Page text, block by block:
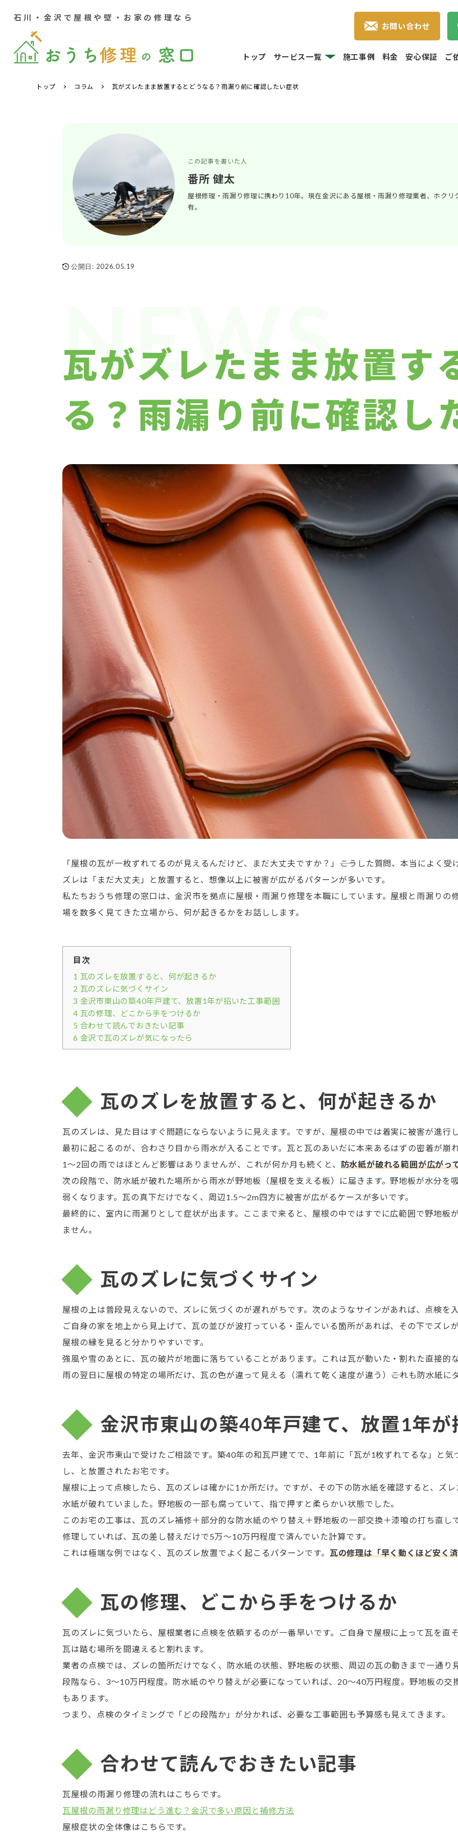
石川・金沢で屋根や壁・お家の修理なら
トップ サービス一覧 施工事例 料金 安心保証 ご
お問い合わせ
トップ コラム 瓦がズレたまま放置するとどうなる？雨漏り前に確認したい症状
この記事を書いた人
番所 健太
屋根修理・雨漏り修理に携わり10年。現在金沢にある屋根・雨漏り修理業者、ホク
有。
公開日: 2026.05.19
NEWS
瓦がズレたまま放置す
る？雨漏り前に確認し
「屋根の瓦が一枚ずれてるのが見えるんだけど、まだ大丈夫ですか？」――こうした質問、本当によく
ズレは「まだ大丈夫」と放置すると、想像以上に被害が広がるパターンが多いです。
私たちおうち修理の窓口は、金沢市を拠点に屋根・雨漏り修理を本職にしています。屋根と雨漏りの
場を数多く見てきた立場から、何が起きるかをお話しします。
目次
1 瓦のズレを放置すると、何が起きるか
2 瓦のズレに気づくサイン
3 金沢市東山の築40年戸建て、放置1年が招いた工事範囲
4 瓦の修理、どこから手をつけるか
5 合わせて読んでおきたい記事
6 金沢で瓦のズレが気になったら
瓦のズレを放置すると、何が起きるか
瓦のズレは、見た目はすぐ問題にならないように見えます。ですが、屋根の中では着実に被害が進行し
最初に起こるのが、合わさり目から雨水が入ることです。瓦と瓦のあいだに本来あるはずの密着が崩
1〜2回の雨ではほとんど影響はありませんが、これが何か月も続くと、 防水紙が破れる範囲が広がっ
次の段階で、防水紙が破れた場所から雨水が野地板（屋根を支える板）に届きます。野地板が水分を
弱くなります。瓦の真下だけでなく、周辺1.5〜2m四方に被害が広がるケースが多いです。
最終的に、室内に雨漏りとして症状が出ます。ここまで来ると、屋根の中ではすでに広範囲で野地板
ません。
瓦のズレに気づくサイン
屋根の上は普段見えないので、ズレに気づくのが遅れがちです。次のようなサインがあれば、点検を
ご自身の家を地上から見上げて、瓦の並びが波打っている・歪んでいる箇所があれば、その下でズレ
屋根の縁を見ると分かりやすいです。
強風や雪のあとに、瓦の破片が地面に落ちていることがあります。これは瓦が動いた・割れた直接的な
雨の翌日に屋根の特定の場所だけ、瓦の色が違って見える（濡れて乾く速度が違う）――これも防水紙に
金沢市東山の築40年戸建て、放置1年が
去年、金沢市東山で受けたご相談です。築40年の和瓦戸建てで、1年前に「瓦が1枚ずれてるな」と
し、と放置されたお宅です。
屋根に上って点検したら、瓦のズレは確かに1か所だけ。ですが、その下の防水紙を確認すると、ズ
水紙が破れていました。野地板の一部も腐っていて、指で押すと柔らかい状態でした。
このお宅の工事は、瓦のズレ補修＋部分的な防水紙のやり替え＋野地板の一部交換＋漆喰の打ち直し
修理していれば、瓦の差し替えだけで5万〜10万円程度で済んでいた計算です。
これは極端な例ではなく、瓦のズレ放置でよく起こるパターンです。 瓦の修理は「早く動くほど安く
瓦の修理、どこから手をつけるか
瓦のズレに気づいたら、屋根業者に点検を依頼するのが一番早いです。ご自身で屋根に上って瓦を直
瓦は踏む場所を間違えると割れます。
業者の点検では、ズレの箇所だけでなく、防水紙の状態、野地板の状態、周辺の瓦の動きまで一通り
段階なら、3〜10万円程度。防水紙のやり替えが必要になっていれば、20〜40万円程度。野地板の交
もあります。
つまり、点検のタイミングで「どの段階か」が分かれば、必要な工事範囲も予算感も見えてきます。
合わせて読んでおきたい記事
瓦屋根の雨漏り修理の流れはこちらです。
瓦屋根の雨漏り修理はどう進む？金沢で多い原因と補修方法
屋根症状の全体像はこちらです。